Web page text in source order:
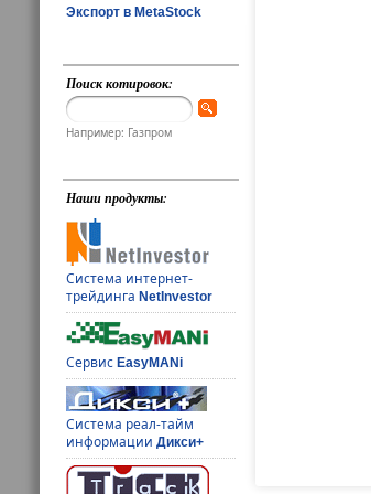
Экспорт в MetaStock
Поиск котировок:
Например: Газпром
Наши продукты:
Система интернет-
трейдингаNetInvestor
СервисEasyMANi
Система реал-тайм
информацииДикси+